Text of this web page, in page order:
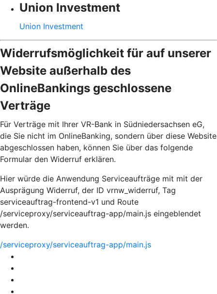
Union Investment
Union Investment
Widerrufsmöglichkeit für auf unserer
Website außerhalb des
OnlineBankings geschlossene
Verträge
Für Verträge mit Ihrer VR-Bank in Südniedersachsen eG,
die Sie nicht im OnlineBanking, sondern über diese Website
abgeschlossen haben, können Sie über das folgende
Formular den Widerruf erklären.
Hier würde die Anwendung Serviceaufträge mit mit der
Ausprägung Widerruf, der ID vrnw_widerruf, Tag
serviceauftrag-frontend-v1 und Route
/serviceproxy/serviceauftrag-app/main.js eingeblendet
werden.
/serviceproxy/serviceauftrag-app/main.js